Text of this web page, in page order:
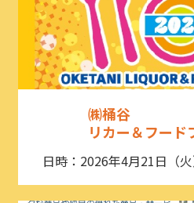
㈱桶谷
リカー＆フー
日時：2026年4月21日（